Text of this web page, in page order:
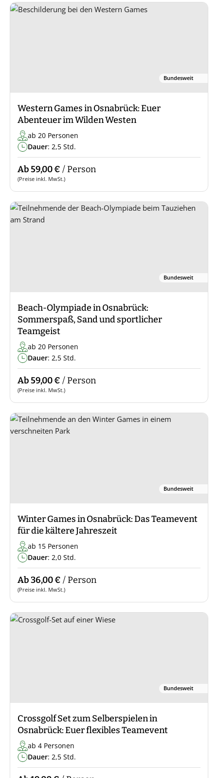
Bundesweit
Western Games in Osnabrück: Euer
Abenteuer im Wilden Westen
ab 20 Personen
Dauer: 2,5 Std.
Ab 59,00 € / Person
(Preise inkl. MwSt.)
Bundesweit
Beach-Olympiade in Osnabrück:
Sommerspaß, Sand und sportlicher
Teamgeist
ab 20 Personen
Dauer: 2,5 Std.
Ab 59,00 € / Person
(Preise inkl. MwSt.)
Bundesweit
Winter Games in Osnabrück: Das Teamevent
für die kältere Jahreszeit
ab 15 Personen
Dauer: 2,0 Std.
Ab 36,00 € / Person
(Preise inkl. MwSt.)
Bundesweit
Crossgolf Set zum Selberspielen in
Osnabrück: Euer flexibles Teamevent
ab 4 Personen
Dauer: 2,5 Std.